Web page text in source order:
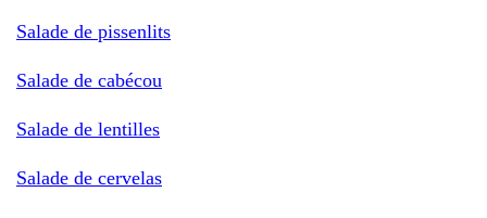
Salade de pissenlits
Salade de cabécou
Salade de lentilles
Salade de cervelas